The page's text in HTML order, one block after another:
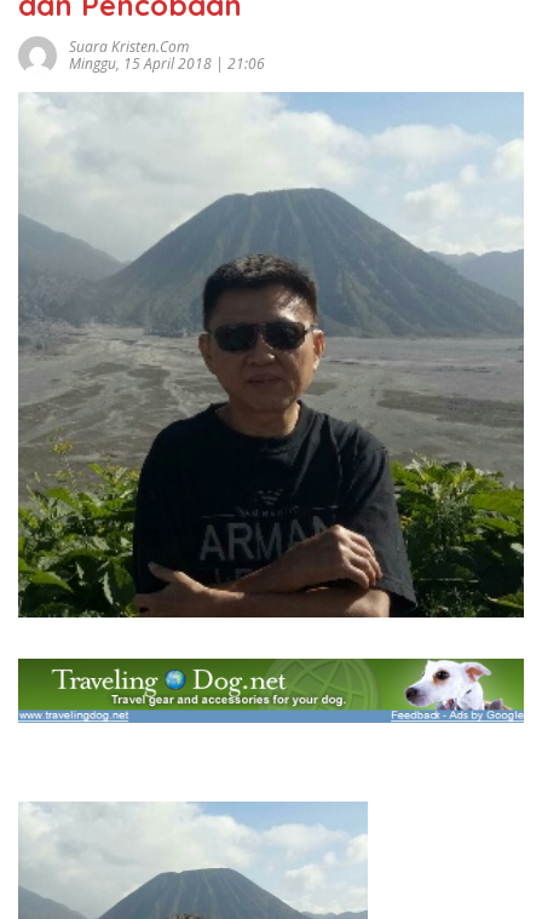
Suara Kristen.com
Minggu, 15 April 2018 | 21:06